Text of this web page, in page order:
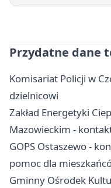
Przydatne dane
Komisariat Policji w
dzielnicowi
Zakład Energetyki
Mazowieckim -
GOPS Ostaszewo -
pomoc dla
Gminny Ośrodek